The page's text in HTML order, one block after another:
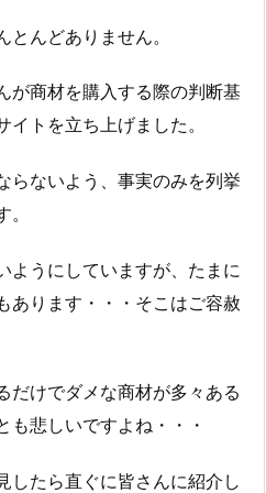
んどありません。
が商材を購入する際の判断基
トを立ち上げました。
らないよう、事実のみを列挙
ようにしていますが、たまに
あります・・・そこはご容赦
だけでダメな商材が多々ある
も悲しいですよね・・・
したら直ぐに皆さんに紹介し